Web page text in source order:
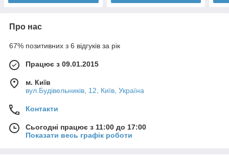
Про нас
67% позитивних з 6 відгуків за рік
Працює з 09.01.2015
м. Київ
вул.Будівельників, 12, Київ, Україна
Контакти
Сьогодні працює з 11:00 до 17:00
Показати весь графік роботи